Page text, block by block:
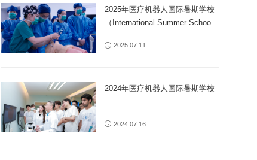
2025年医疗机器人国际暑期学校
（International Summer School
2025.07.11
2024年医疗机器人国际暑期学校
2024.07.16